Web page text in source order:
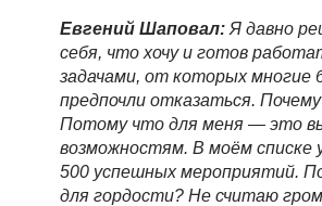
Евгений Шаповал: Я давно
себя, что хочу и готов
задачами, от которых многие
предпочли отказаться.
Потому что для меня — это
возможностям. В моём списке
500 успешных мероприятий.
для гордости? Не считаю